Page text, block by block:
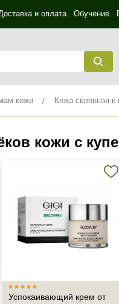
и оплата Обучение
кожи Кожа склонная к
кожи с
Успокаивающий крем от